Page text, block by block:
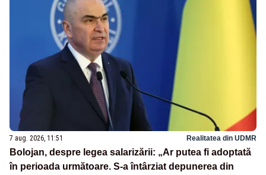
7 aug. 2026, 11:51 Realitatea din UDMR
Bolojan, despre legea salarizării: „Ar putea fi adoptată
în perioada următoare. S-a întârziat depunerea din